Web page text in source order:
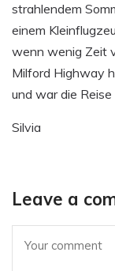
strahlendem
einem
wenn wenig Zeit
Milford Highway
und war die
Silvia
Leave a